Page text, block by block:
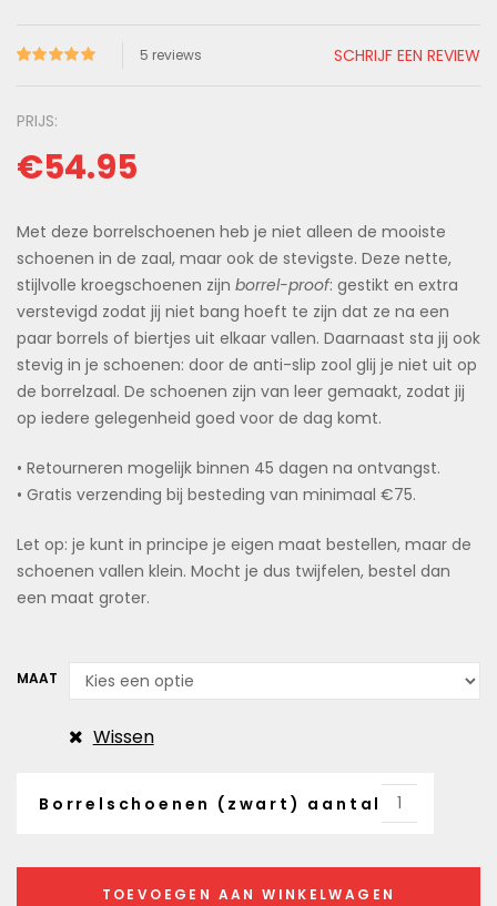
gebaseerd
klant
waarderinge
5 reviews SCHRIJF EEN REVIEW
€54.95
Met deze borrelschoenen heb je niet alleen de mooiste
schoenen in de zaal, maar ook de stevigste. Deze nette,
stijlvolle kroegschoenen zijn borrel-proof: gestikt en extra
verstevigd zodat jij niet bang hoeft te zijn dat ze na een
paar borrels of biertjes uit elkaar vallen. Daarnaast sta jij ook
stevig in je schoenen: door de anti-slip zool glij je niet uit op
de borrelzaal. De schoenen zijn van leer gemaakt, zodat jij
op iedere gelegenheid goed voor de dag komt.
• Retourneren mogelijk binnen 45 dagen na ontvangst.
• Gratis verzending bij besteding van minimaal €75.
Let op: je kunt in principe je eigen maat bestellen, maar de
schoenen vallen klein. Mocht je dus twijfelen, bestel dan
een maat groter.
MAAT
Wissen
Borrelschoenen (zwart) aantal
TOEVOEGEN AAN WINKELWAGEN